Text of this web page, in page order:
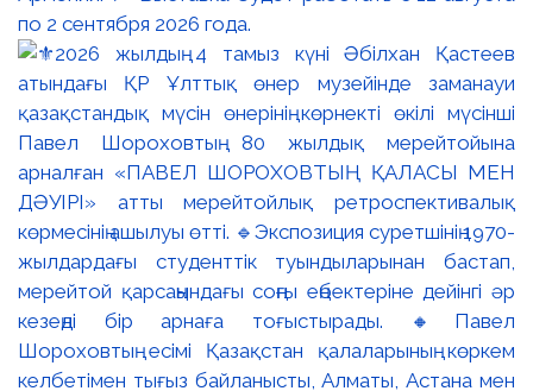
по 2 сентября 2026 года.